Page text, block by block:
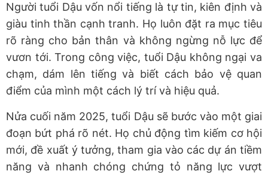
Người tuổi Dậu vốn nổi tiếng là tự tin, kiên định và
giàu tinh thần cạnh tranh. Họ luôn đặt ra mục tiêu
rõ ràng cho bản thân và không ngừng nỗ lực để
vươn tới. Trong công việc, tuổi Dậu không ngại va
chạm, dám lên tiếng và biết cách bảo vệ quan
điểm của mình một cách lý trí và hiệu quả.
Nửa cuối năm 2025, tuổi Dậu sẽ bước vào một giai
đoạn bứt phá rõ nét. Họ chủ động tìm kiếm cơ hội
mới, đề xuất ý tưởng, tham gia vào các dự án tiềm
năng và nhanh chóng chứng tỏ năng lực vượt